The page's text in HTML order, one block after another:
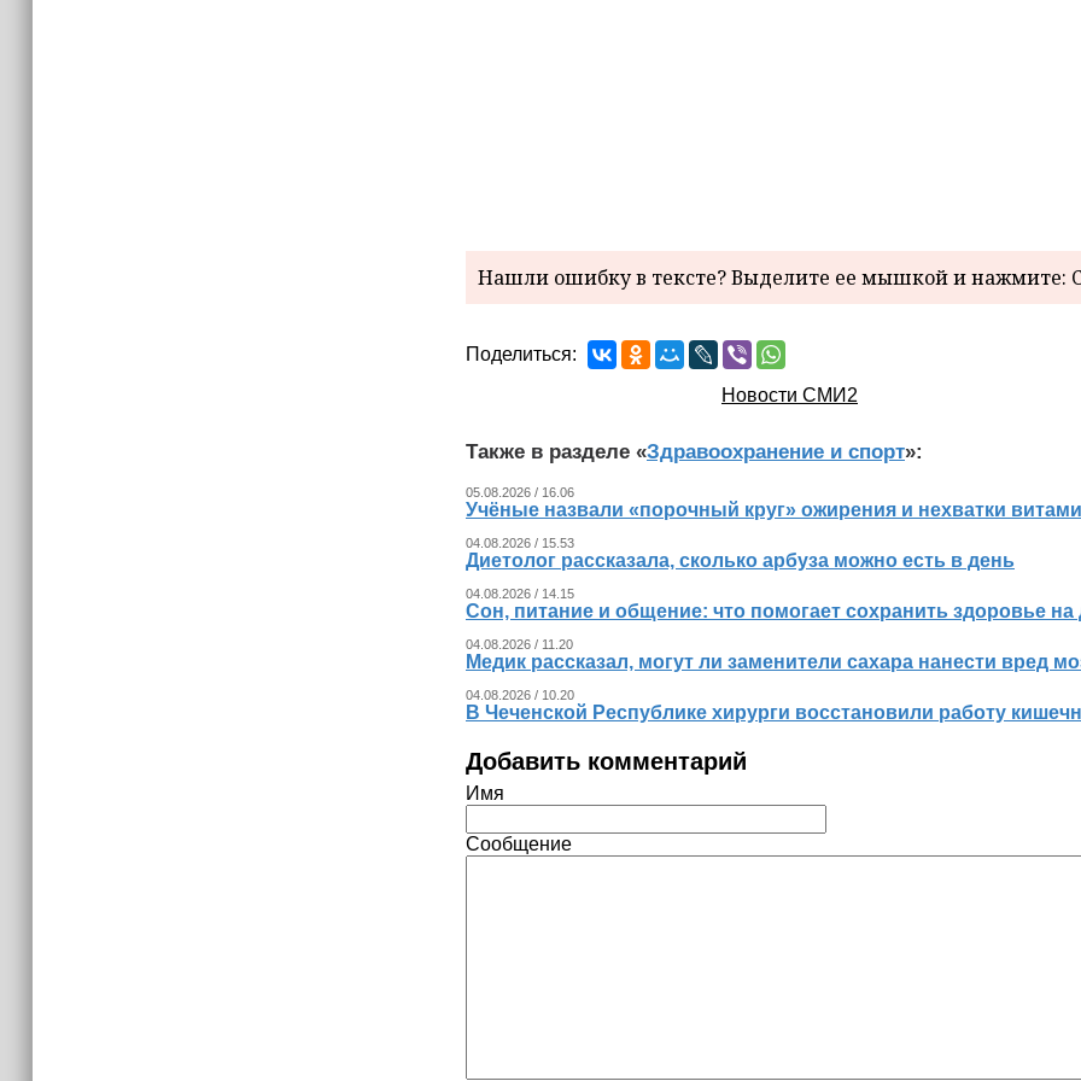
Нашли ошибку в тексте? Выделите ее мышкой и нажмите:
Поделиться:
Новости СМИ2
Также в разделе «Здравоохранение и спорт»:
05.08.2026 / 16.06
Учёные назвали «порочный круг» ожирения и нехватки
04.08.2026 / 15.53
Диетолог рассказала, сколько арбуза можно есть в день
04.08.2026 / 14.15
Сон, питание и общение: что помогает сохранить здоровье на
04.08.2026 / 11.20
Медик рассказал, могут ли заменители сахара нанести вред
04.08.2026 / 10.20
В Чеченской Республике хирурги восстановили работу
Добавить комментарий
Имя
Сообщение